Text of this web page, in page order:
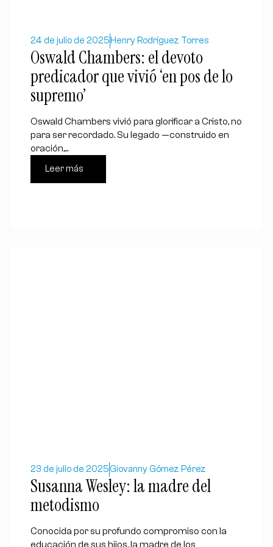
24 de julio de 2025 Henry Rodríguez Torres
Oswald Chambers: el devoto
predicador que vivió ‘en pos de lo
supremo’
Oswald Chambers vivió para glorificar a Cristo, no
para ser recordado. Su legado —construido en
oración,...
Leer más
23 de julio de 2025Giovanny Gómez Pérez
Susanna Wesley: la madre del
metodismo
Conocida por su profundo compromiso con la
educación de sus hijos, la madre de los